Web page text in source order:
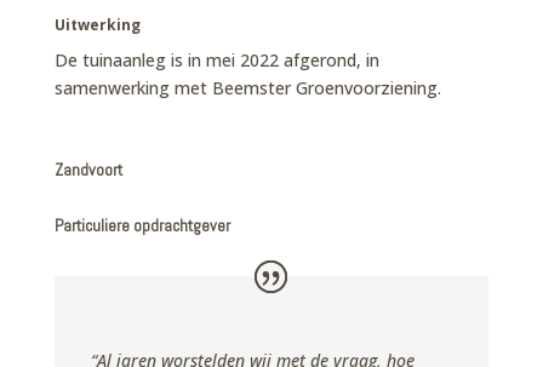
Uitwerking
De tuinaanleg is in mei 2022 afgerond, in
samenwerking met Beemster Groenvoorziening.
Zandvoort
Particuliere opdrachtgever
“Al jaren worstelden wij met de vraag, hoe